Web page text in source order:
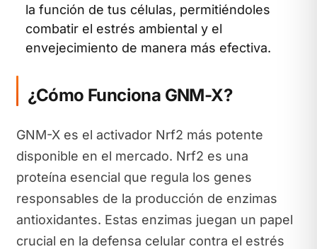
la función de tus células, permitiéndoles
combatir el estrés ambiental y el
envejecimiento de manera más efectiva.
¿Cómo Funciona GNM-X?
GNM-X es el activador Nrf2 más potente
disponible en el mercado. Nrf2 es una
proteína esencial que regula los genes
responsables de la producción de enzimas
antioxidantes. Estas enzimas juegan un papel
crucial en la defensa celular contra el estrés